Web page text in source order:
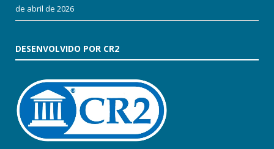
de abril de 2026
DESENVOLVIDO POR CR2